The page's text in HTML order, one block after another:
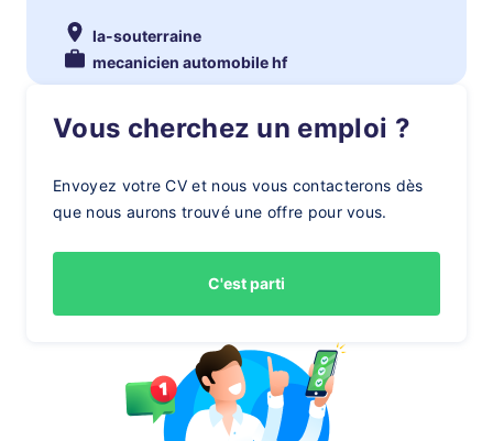
la-souterraine
mecanicien automobile hf
Vous cherchez un emploi ?
Envoyez votre CV et nous vous contacterons dès
que nous aurons trouvé une offre pour vous.
C'est parti